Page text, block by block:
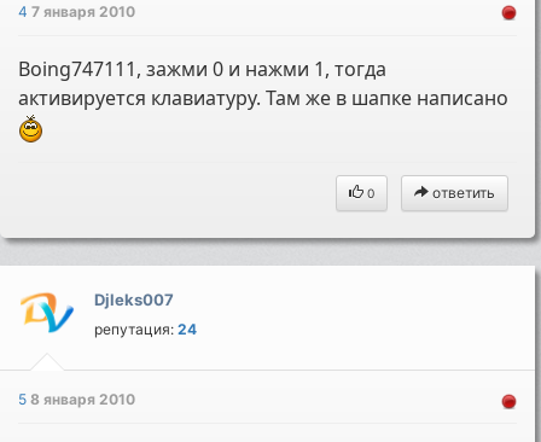
47 января 2010
Boing747111, зажми 0 и нажми 1, тогда
активируется клавиатуру. Там же в шапке написано
0 ответить
Djleks007
репутация:24
58 января 2010